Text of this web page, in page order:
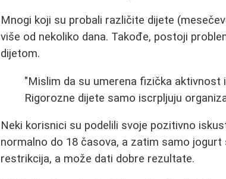
Mnogi koji su probali različite dijete
više od nekoliko dana. Takođe, postoji
dijetom.
"Mislim da su umerena fizička aktivnost
Rigorozne dijete samo iscrpljuju
Neki korisnici su podelili svoje pozitivno
normalno do 18 časova, a zatim samo
restrikcija, a može dati dobre rezultate.